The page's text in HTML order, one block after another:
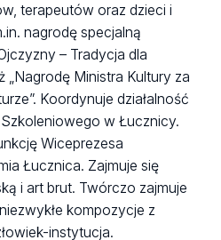
terapeutów oraz dzieci i
nagrodę specjalną
– Tradycja dla
„Nagrodę Ministra Kultury za
Koordynuje działalność
w Łucznicy.
Wiceprezesa
Łucznica. Zajmuje się
i art brut. Twórczo zajmuje
kompozycje z
instytucja.